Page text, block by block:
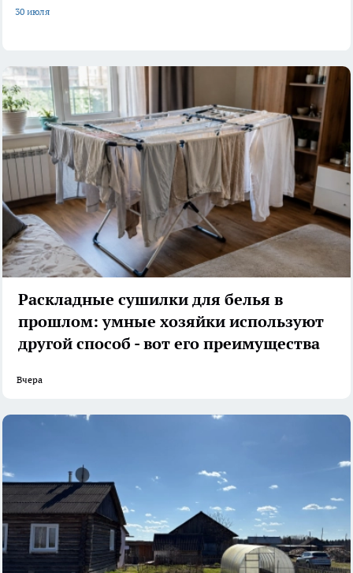
30 июля
Раскладные сушилки для белья в
прошлом: умные хозяйки используют
другой способ - вот его преимущества
Вчера